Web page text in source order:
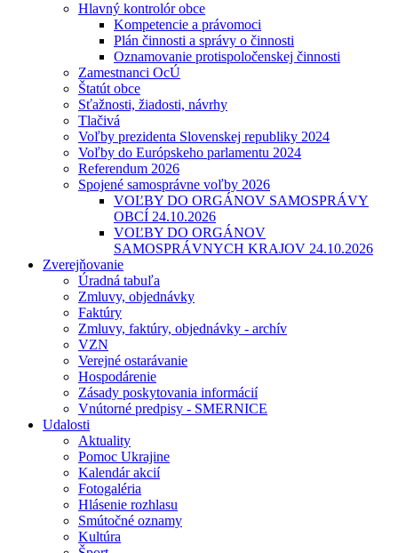
Hlavný kontrolór obce
Kompetencie a právomoci
Plán činnosti a správy o činnosti
Oznamovanie protispoločenskej činnosti
Zamestnanci OcÚ
Štatút obce
Sťažnosti, žiadosti, návrhy
Tlačivá
Voľby prezidenta Slovenskej republiky 2024
Voľby do Európskeho parlamentu 2024
Referendum 2026
Spojené samosprávne voľby 2026
VOĽBY DO ORGÁNOV SAMOSPRÁVY
OBCÍ 24.10.2026
VOĽBY DO ORGÁNOV
SAMOSPRÁVNYCH KRAJOV 24.10.2026
Zverejňovanie
Úradná tabuľa
Zmluvy, objednávky
Faktúry
Zmluvy, faktúry, objednávky - archív
VZN
Verejné ostarávanie
Hospodárenie
Zásady poskytovania informácií
Vnútorné predpisy - SMERNICE
Udalosti
Aktuality
Pomoc Ukrajine
Kalendár akcií
Fotogaléria
Hlásenie rozhlasu
Smútočné oznamy
Kultúra